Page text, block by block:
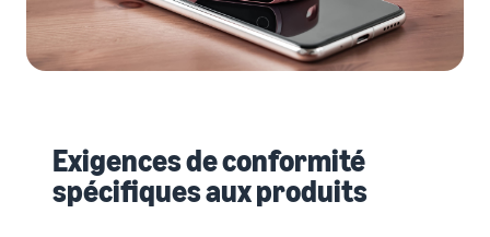
Exigences de conformité
spécifiques aux produits